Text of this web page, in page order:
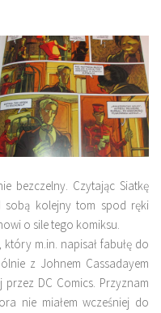
bezczelny. Czytając Siatkę
sobą kolejny tom spod ręki
o sile tego komiksu.
m.in. napisał fabułę do
z Johnem Cassadayem
DC Comics. Przyznam
nie miałem wcześniej do